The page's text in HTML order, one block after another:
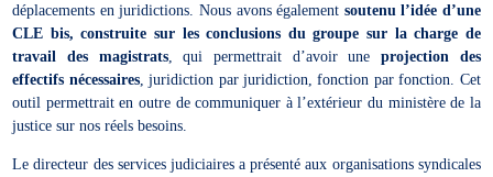
déplacements en juridictions. Nous avons également soutenu l’idée d’une
CLE bis, construite sur les conclusions du groupe sur la charge de
travail des magistrats, qui permettrait d’avoir uneprojection des
effectifs nécessaires, juridiction par juridiction, fonction par fonction. Cet
outil permettrait en outre de communiquer à l’extérieur du ministère de la
justice sur nos réels besoins.
Le directeur des services judiciaires a présenté aux organisations syndicales